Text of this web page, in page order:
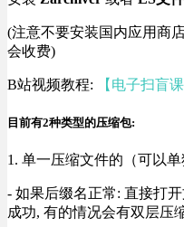
(注意不要安装国内应用商
会收费)
B站视频教程: 【电子扫盲
目前有2种类型的压缩包:
1. 单一压缩文件的（可以
- 如果后缀名正常: 直接打
成功, 有的情况会有双层压